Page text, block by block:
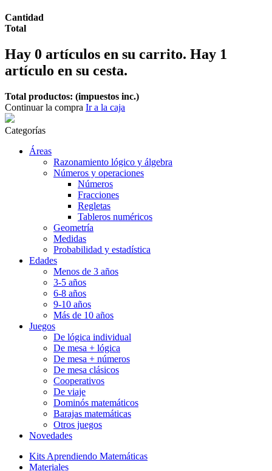
Cantidad
Total
Hay 0 artículos en su carrito. Hay 1
artículo en su cesta.
Total productos: (impuestos inc.)
Continuar la compra Ir a la caja
Categorías
Áreas
Razonamiento lógico y álgebra
Números y operaciones
Números
Fracciones
Regletas
Tableros numéricos
Geometría
Medidas
Probabilidad y estadística
Edades
Menos de 3 años
3-5 años
6-8 años
9-10 años
Más de 10 años
Juegos
De lógica individual
De mesa + lógica
De mesa + números
De mesa clásicos
Cooperativos
De viaje
Dominós matemáticos
Barajas matemáticas
Otros juegos
Novedades
Kits Aprendiendo Matemáticas
Materiales